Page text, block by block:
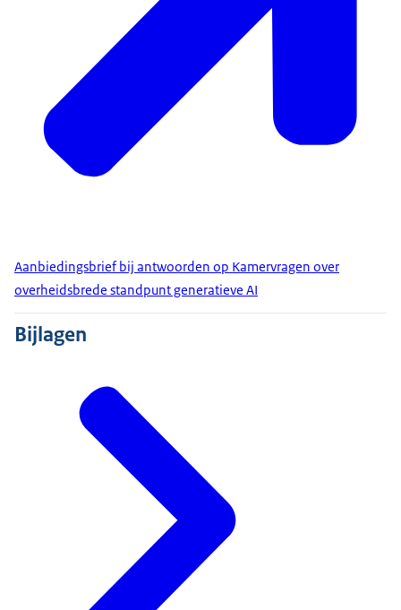
Aanbiedingsbrief bij antwoorden op Kamervragen over
overheidsbrede standpunt generatieve AI
Bijlagen